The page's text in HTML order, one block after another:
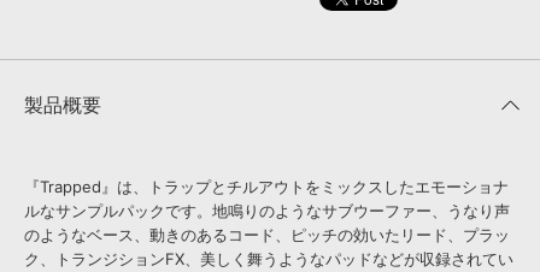
製品概要
『Trapped』は、トラップとチルアウトをミックスしたエモーショナ
ルなサンプルパックです。地鳴りのようなサブウーファー、うなり声
のようなベース、動きのあるコード、ピッチの効いたリード、プラッ
ク、トランジションFX、美しく舞うようなパッドなどが収録されてい